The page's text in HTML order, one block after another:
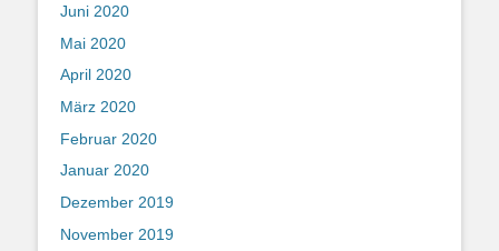
Juni 2020
Mai 2020
April 2020
März 2020
Februar 2020
Januar 2020
Dezember 2019
November 2019